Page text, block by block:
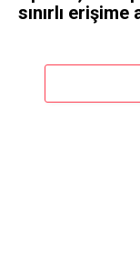
sınırlı erişime